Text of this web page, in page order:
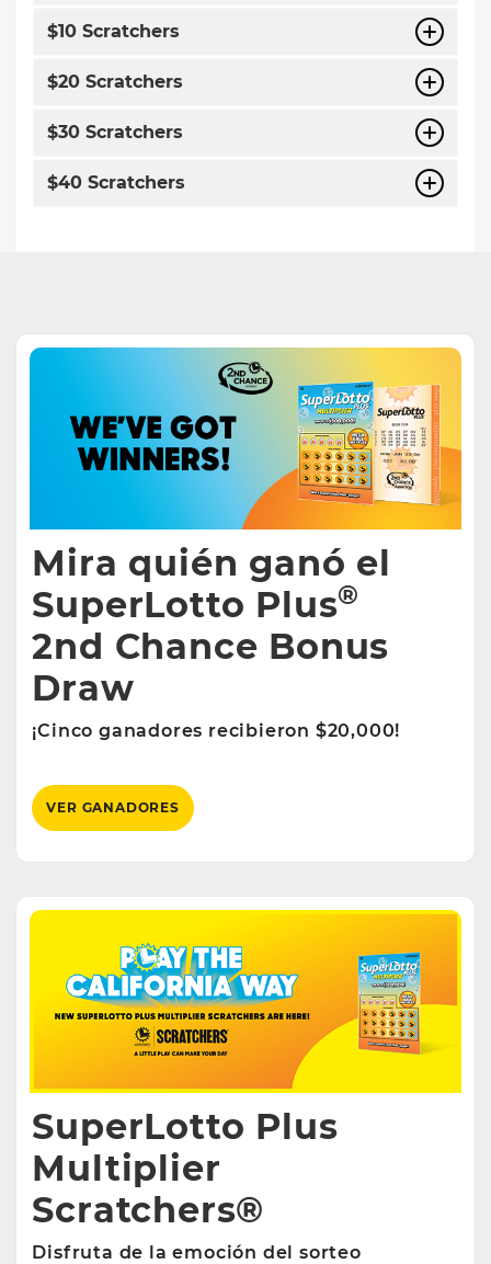
$10 Scratchers
$20 Scratchers
$30 Scratchers
$40 Scratchers
Mira quién ganó el
SuperLotto Plus®
2nd Chance Bonus
Draw
¡Cinco ganadores recibieron $20,000!
VER GANADORES
SuperLotto Plus
Multiplier
Scratchers®
Disfruta de la emoción del sorteo